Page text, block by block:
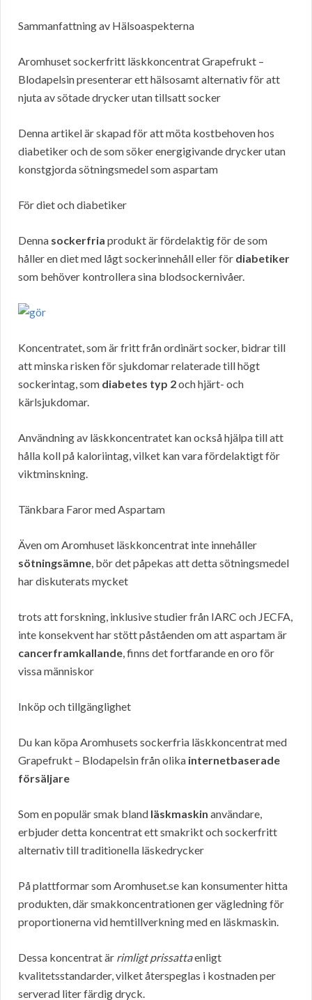
Sammanfattning av Hälsoaspekterna
Aromhuset sockerfritt läskkoncentrat Grapefrukt –
Blodapelsin presenterar ett hälsosamt alternativ för att
njuta av sötade drycker utan tillsatt socker
Denna artikel är skapad för att möta kostbehoven hos
diabetiker och de som söker energigivande drycker utan
konstgjorda sötningsmedel som aspartam
För diet och diabetiker
Denna sockerfria produkt är fördelaktig för de som
håller en diet med lågt sockerinnehåll eller för diabetiker
som behöver kontrollera sina blodsockernivåer.
Koncentratet, som är fritt från ordinärt socker, bidrar till
att minska risken för sjukdomar relaterade till högt
sockerintag, som diabetes typ 2och hjärt- och
kärlsjukdomar.
Användning av läskkoncentratet kan också hjälpa till att
hålla koll på kaloriintag, vilket kan vara fördelaktigt för
viktminskning.
Tänkbara Faror med Aspartam
Även om Aromhuset läskkoncentrat inte innehåller
sötningsämne, bör det påpekas att detta sötningsmedel
har diskuterats mycket
trots att forskning, inklusive studier från IARC och JECFA,
inte konsekvent har stött påståenden om att aspartam är
cancerframkallande, finns det fortfarande en oro för
vissa människor
Inköp och tillgänglighet
Du kan köpa Aromhusets sockerfria läskkoncentrat med
Grapefrukt – Blodapelsin från olika internetbaserade
försäljare
Som en populär smak bland läskmaskin användare,
erbjuder detta koncentrat ett smakrikt och sockerfritt
alternativ till traditionella läskedrycker
På plattformar som Aromhuset.se kan konsumenter hitta
produkten, där smakkoncentrationen ger vägledning för
proportionerna vid hemtillverkning med en läskmaskin.
Dessa koncentrat är rimligt prissattaenligt
kvalitetsstandarder, vilket återspeglas i kostnaden per
serverad liter färdig dryck.